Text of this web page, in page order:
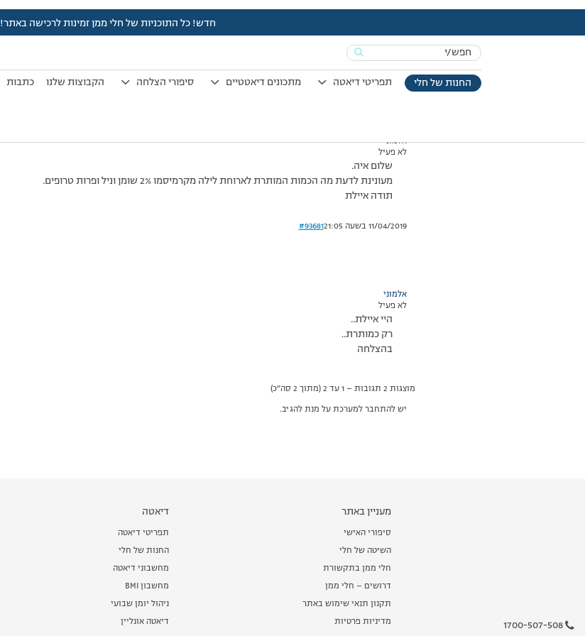
חדש! כל התוכניות של חלי ממן זמינות לרכישה באתר!
Search
for:החנות של חלי תפריטי דיאטה מתכונים דיאטטיים סיפורי הצלחה הקבוצות שלנו כתבות
עמוד הבית>דיונים>פורום>קרמיסמו 2%
מוצגות 2 תגובות – 1 עד 2 (מתוך 2 סה״כ)
05/08/2009 בשעה 14:00
#93680
אלמוני
לא פעיל
שלום איה.
מעונינת לדעת מה הכמות המותרת לארוחת לילה מקרמיסמו 2% שומן וניל ופרות טרופים.
תודה איילת
11/04/2019 בשעה 21:05 #93681
אלמוני
לא פעיל
היי איילת..
רק כמותרת..
בהצלחה
מוצגות 2 תגובות – 1 עד 2 (מתוך 2 סה״כ)
יש להתחבר למערכת על מנת להגיב.
1700-507-508
מעניין באתר
סיפורי האישי
השיטה של חלי
חלי ממן בתקשורת
דרושים – חלי ממן
תקנון תנאי שימוש באתר
מדיניות פרטיות
דיאטה
תפריטי דיאטה
החנות של חלי
מחשבוני דיאטה
מחשבון BMI
ניהול יומן שבועי
דיאטה אונליין